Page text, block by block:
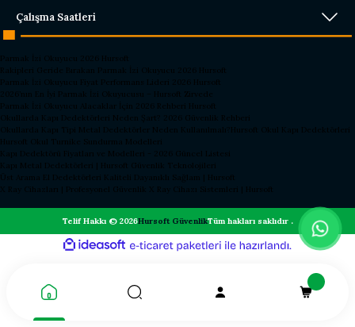
Çalışma Saatleri
Parmak İzi Okuyucu 2026 Hursoft
Rakipleri Geride Bırakan Parmak İzi Okuyucu 2026 Hursoft
Parmak İzi Okuyucu Fiyat Performans Lideri 2026 Hursoft
2026’nın En İyi Parmak İzi Okuyucusu – Hursoft Zirvede
Parmak İzi Okuyucu Alacaklar İçin 2026 Rehberi Hursoft
Okullarda Kapı Dedektörleri Neden Şart? 2026 Güvenlik Rehberi
Okullarda Kapı Tipi Metal Dedektörler Neden Kullanılmalı?Hursoft Okul Kapı Dedektörleri
Hursoft Okul Turnike Sundurma Modelleri
Kapı Dedektörü Fiyatları ve Modelleri - 2026 Güncel Listesi
Kapı Metal Dedektörleri | Hursoft Güvenlik Teknolojileri
Üst Arama El Dedektörleri Kaliteli Dayanıklı Sağlam | Hursoft
X Ray Cihazları | Profesyonel Güvenlik X Ray Cihazı Sistemleri | Hursoft
Telif Hakkı © 2026Hursoft GüvenlikTüm hakları saklıdır .
ideasoft
e-